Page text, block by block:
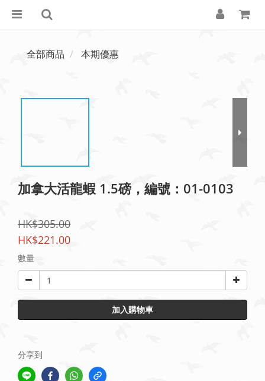
全部商品 本期優惠
加拿大活龍蝦 1.5磅，編號：01-0103
HK$305.00
HK$221.00
數量
加入購物車
分享到